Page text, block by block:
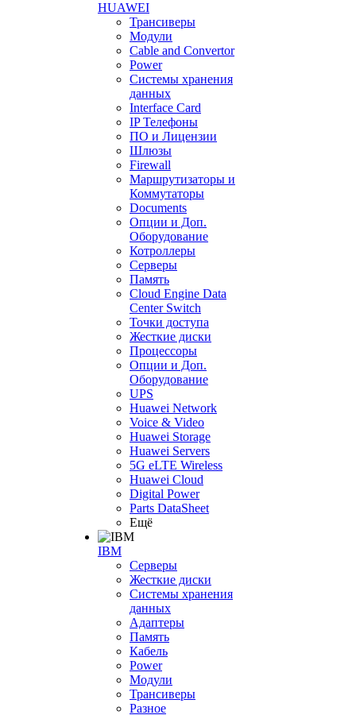
HUAWEI
Трансиверы
Модули
Cable and Convertor
Power
Системы хранения
данных
Interface Card
IP Телефоны
ПО и Лицензии
Шлюзы
Firewall
Маршрутизаторы и
Коммутаторы
Documents
Опции и Доп.
Оборудование
Котроллеры
Серверы
Память
Cloud Engine Data
Center Switch
Точки доступа
Жесткие диски
Процессоры
Опции и Доп.
Оборудование
UPS
Huawei Network
Voice & Video
Huawei Storage
Huawei Servers
5G eLTE Wireless
Huawei Cloud
Digital Power
Parts DataSheet
Ещё
IBM
Серверы
Жесткие диски
Системы хранения
данных
Адаптеры
Память
Кабель
Power
Модули
Трансиверы
Разное